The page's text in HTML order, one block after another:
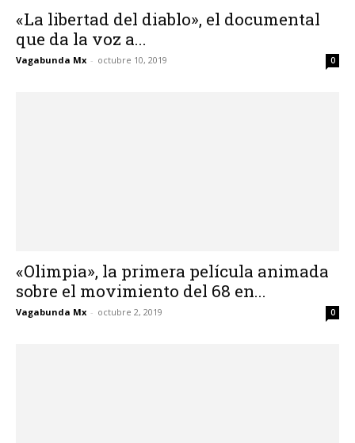
«La libertad del diablo», el documental
que da la voz a...
Vagabunda Mx - octubre 10, 2019 0
«Olimpia», la primera película animada
sobre el movimiento del 68 en...
Vagabunda Mx - octubre 2, 2019 0